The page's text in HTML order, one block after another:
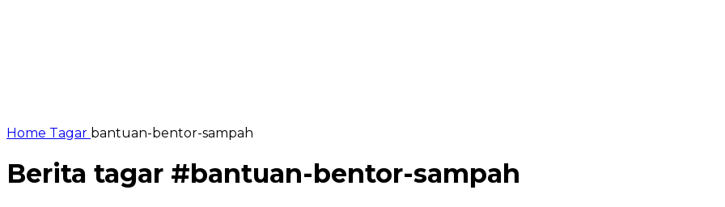
Home Tagar bantuan-bentor-sampah
Berita tagar #bantuan-bentor-sampah